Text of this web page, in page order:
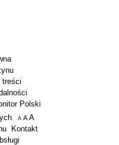
treści
Polski
A pomniejsz czcionkę
A standardowy rozmiar czcionki
A
Kontakt